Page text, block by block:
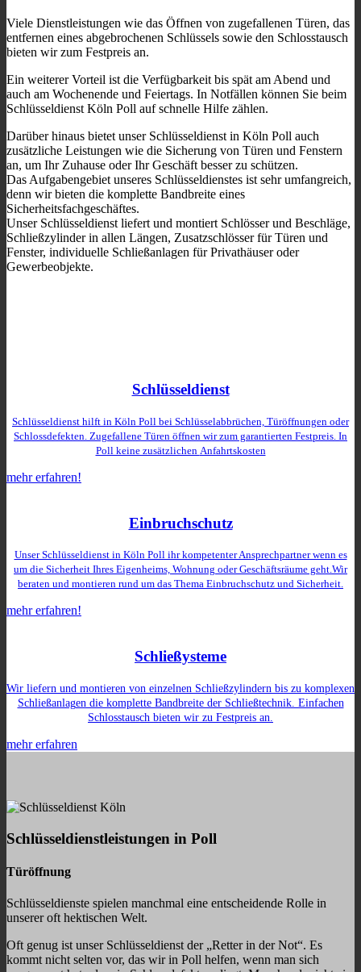
Viele Dienstleistungen wie das Öffnen von zugefallenen Türen, das
entfernen eines abgebrochenen Schlüssels sowie den Schlosstausch
bieten wir zum Festpreis an.
Ein weiterer Vorteil ist die Verfügbarkeit bis spät am Abend und
auch am Wochenende und Feiertags. In Notfällen können Sie beim
Schlüsseldienst Köln Poll auf schnelle Hilfe zählen.
Darüber hinaus bietet unser Schlüsseldienst in Köln Poll auch
zusätzliche Leistungen wie die Sicherung von Türen und Fenstern
an, um Ihr Zuhause oder Ihr Geschäft besser zu schützen.
Das Aufgabengebiet unseres Schlüsseldienstes ist sehr umfangreich,
denn wir bieten die komplette Bandbreite eines
Sicherheitsfachgeschäftes.
Unser Schlüsseldienst liefert und montiert Schlösser und Beschläge,
Schließzylinder in allen Längen, Zusatzschlösser für Türen und
Fenster, individuelle Schließanlagen für Privathäuser oder
Gewerbeobjekte.
Schlüsseldienst
Schlüsseldienst hilft in Köln Poll bei Schlüsselabbrüchen, Türöffnungen oder
Schlossdefekten. Zugefallene Türen öffnen wir zum garantierten Festpreis. In
Poll keine zusätzlichen Anfahrtskosten
mehr erfahren!
Einbruchschutz
Unser Schlüsseldienst in Köln Poll ihr kompetenter Ansprechpartner wenn es
um die Sicherheit Ihres Eigenheims, Wohnung oder Geschäftsräume geht.Wir
beraten und montieren rund um das Thema Einbruchschutz und Sicherheit.
mehr erfahren!
Schließysteme
Wir liefern und montieren von einzelnen Schließzylindern bis zu komplexen
Schließanlagen die komplette Bandbreite der Schließtechnik. Einfachen
Schlosstausch bieten wir zu Festpreis an.
mehr erfahren
Schlüsseldienstleistungen in Poll
Türöffnung
Schlüsseldienste spielen manchmal eine entscheidende Rolle in
unserer oft hektischen Welt.
Oft genug ist unser Schlüsseldienst der „Retter in der Not“. Es
kommt nicht selten vor, das wir in Poll helfen, wenn man sich